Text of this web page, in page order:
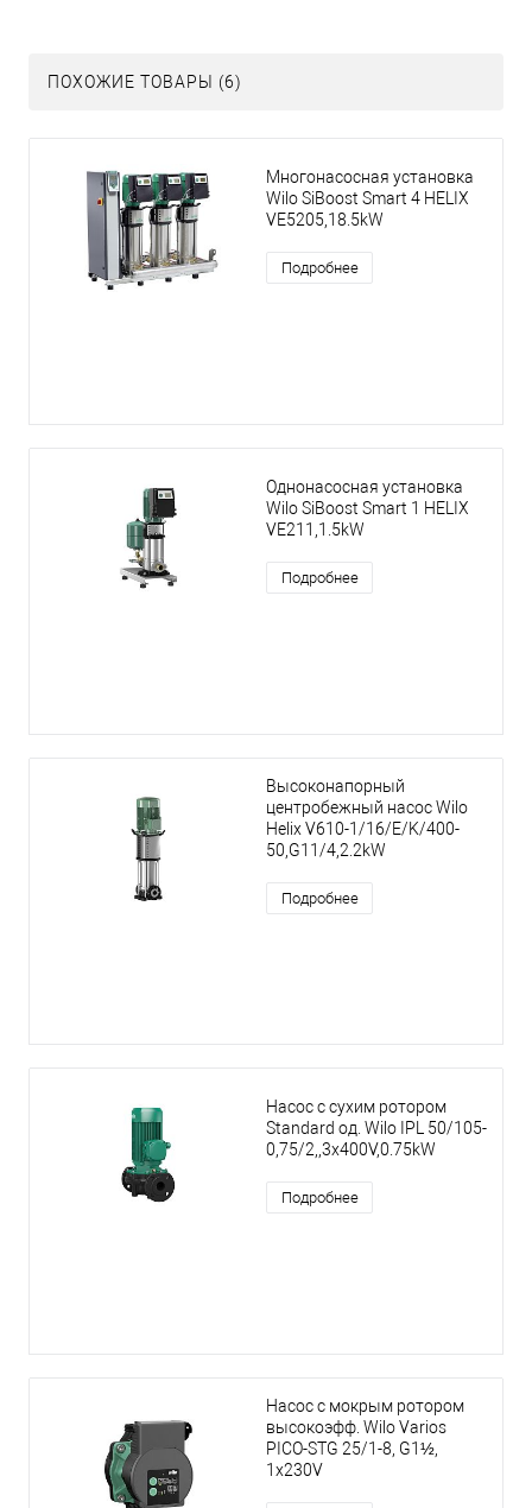
ПОХОЖИЕ ТОВАРЫ (6)
Многонасосная установка
Wilo SiBoost Smart 4 HELIX
VE5205,18.5kW
Подробнее
Однонасосная установка
Wilo SiBoost Smart 1 HELIX
VE211,1.5kW
Подробнее
Высоконапорный
центробежный насос Wilo
Helix V610-1/16/E/K/400-
50,G11/4,2.2kW
Подробнее
Насос с сухим ротором
Standard од. Wilo IPL 50/105-
0,75/2,,3x400V,0.75kW
Подробнее
Насос с мокрым ротором
высокоэфф. Wilo Varios
PICO-STG 25/1-8, G1½,
1x230V